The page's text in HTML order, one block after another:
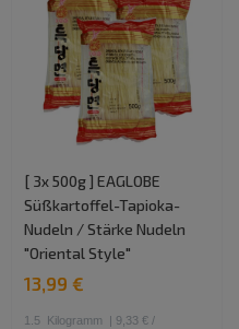
[ 3x 500g ] EAGLOBE
Süßkartoffel-Tapioka-
Nudeln / Stärke Nudeln
"Oriental Style"
13,99 €
1.5 Kilogramm
| 9,33 € /